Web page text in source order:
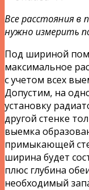
Все расстояния в
нужно измерить
Под шириной
максимальное
с учетом всех
Допустим, на
установку
другой стенке
выемка
примыкающей
ширина будет
плюс глубина
необходимый